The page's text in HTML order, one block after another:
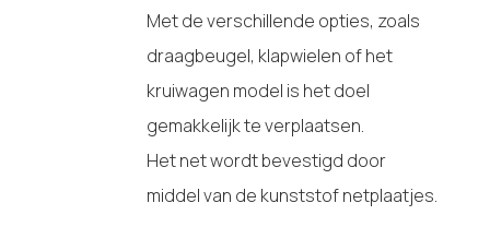
Met de verschillende opties, zoals
draagbeugel, klapwielen of het
kruiwagen model is het doel
gemakkelijk te verplaatsen.
Het net wordt bevestigd door
middel van de kunststof netplaatjes.